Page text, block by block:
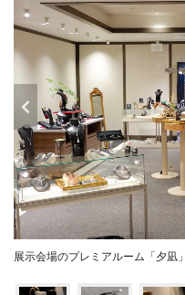
展示会場のプレミアルーム「夕凪」